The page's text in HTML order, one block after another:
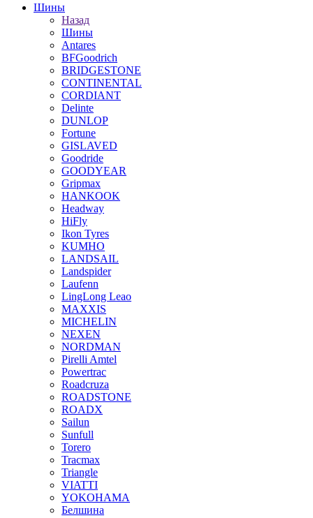
Шины
Назад
Шины
Antares
BFGoodrich
BRIDGESTONE
CONTINENTAL
CORDIANT
Delinte
DUNLOP
Fortune
GISLAVED
Goodride
GOODYEAR
Gripmax
HANKOOK
Headway
HiFly
Ikon Tyres
KUMHO
LANDSAIL
Landspider
Laufenn
LingLong Leao
MAXXIS
MICHELIN
NEXEN
NORDMAN
Pirelli Amtel
Powertrac
Roadcruza
ROADSTONE
ROADX
Sailun
Sunfull
Torero
Tracmax
Triangle
VIATTI
YOKOHAMA
Белшина